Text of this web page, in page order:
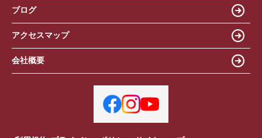
ブログ
アクセスマップ
会社概要